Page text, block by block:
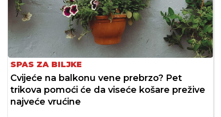
SPAS ZA BILJKE
Cvijeće na balkonu vene prebrzo? Pet
trikova pomoći će da viseće košare prežive
najveće vrućine